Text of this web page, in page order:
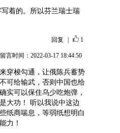
着的。所以芬兰瑞士瑞
回复 1
留言时间：2022-03-17 18:44:50
穿梭勾通，让俄陈兵蓄势
可给输武，否则中国也给
实可以保住乌少吃炮弹，
大功！ 听以我说中这边
纸商喘息，等弱纸想明白
力！